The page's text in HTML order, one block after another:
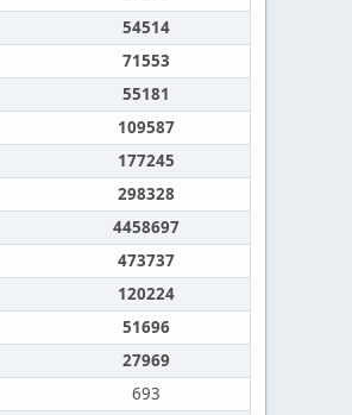
54514
71553
55181
109587
177245
298328
4458697
473737
120224
51696
27969
693